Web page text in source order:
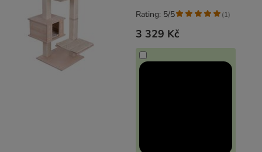
3 329 Kč
Rating: 5/5 (1)